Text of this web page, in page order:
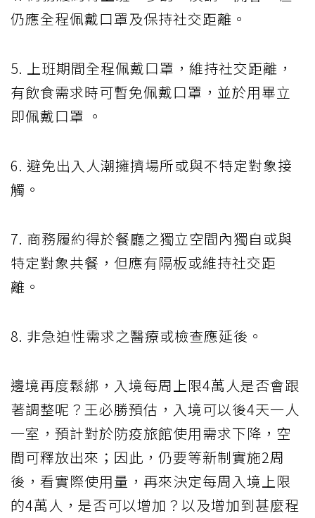
仍應全程佩戴口罩及保持社交距離。
5. 上班期間全程佩戴口罩，維持社交距離，
有飲食需求時可暫免佩戴口罩，並於用畢立
即佩戴口罩 。
6. 避免出入人潮擁擠場所或與不特定對象接
觸。
7. 商務履約得於餐廳之獨立空間內獨自或與
特定對象共餐，但應有隔板或維持社交距
離。
8. 非急迫性需求之醫療或檢查應延後。
邊境再度鬆綁，入境每周上限4萬人是否會跟
著調整呢？王必勝預估，入境可以後4天一人
一室，預計對於防疫旅館使用需求下降，空
間可釋放出來；因此，仍要等新制實施2周
後，看實際使用量，再來決定每周入境上限
的4萬人，是否可以增加？以及增加到甚麼程